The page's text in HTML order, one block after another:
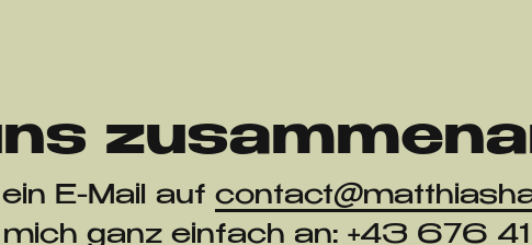
E-Mail auf
ganz einfach an: +43 676